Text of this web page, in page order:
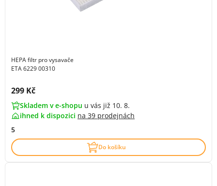
HEPA filtr pro vysavače
ETA 6229 00310
Cena s DPH:
299 Kč
Skladem v e-shopu u vás již 10. 8.
ihned k dispozici na 39 prodejnách
5
Do košíku